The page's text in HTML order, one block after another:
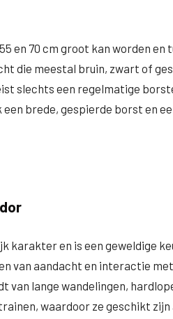
en 70 cm groot kan worden en
die meestal bruin, zwart of
slechts een regelmatige
brede, gespierde borst en
karakter en is een geweldige
van aandacht en interactie
van lange wandelingen,
waardoor ze geschikt zijn